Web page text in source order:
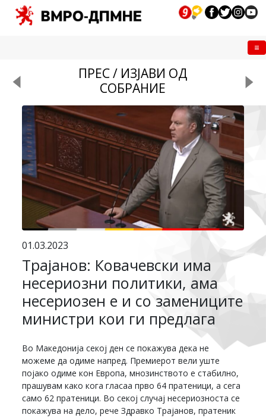
ПРЕС / ИЗЈАВИ ОД
СОБРАНИЕ
01.03.2023
Трајанов: Ковачевски има
несериозни политики, ама
несериозен е и со замениците
министри кои ги предлага
Во Македонија секој ден се покажува дека не
можеме да одиме напред. Премиерот вели уште
појако одиме кон Европа, мнозинството е стабилно,
прашувам како кога гласаа прво 64 пратеници, а сега
само 62 пратеници. Во секој случај несериозноста се
покажува на дело, рече Здравко Трајанов, пратеник